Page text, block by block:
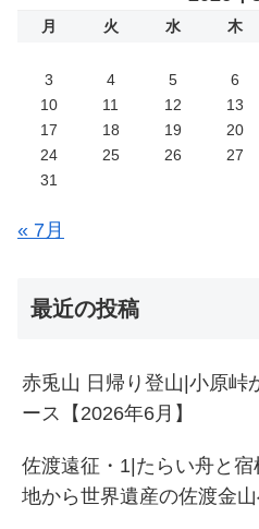
月 火 水 木
3
4 5 6
10
11 12 13
17
18 19 20
24
25 26 27
31
« 7月
最近の投稿
赤兎山 日帰り登山|小原峠
ース【2026年6月】
佐渡遠征・1|たらい舟と
地から世界遺産の佐渡金